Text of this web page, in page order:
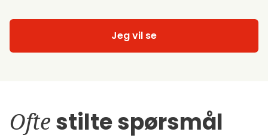
Jeg vil se
Ofte stilte spørsmål